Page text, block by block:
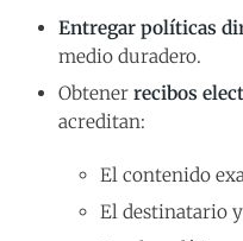
Entregar políticas
medio duradero.
Obtener recibos
acreditan:
El contenido
El destinatario